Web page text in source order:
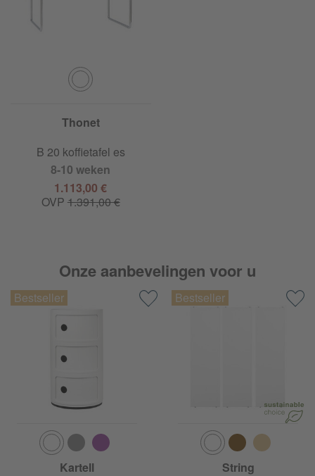
Thonet
B 20 koffietafel es
8-10 weken
1.113,00 €
OVP 1.391,00 €
Onze aanbevelingen voor u
Kartell String